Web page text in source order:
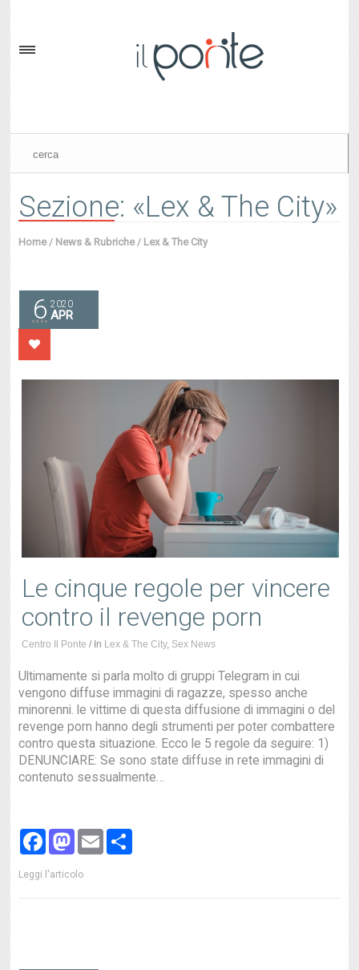
Sezione: «Lex & The City»
Home / News & Rubriche / Lex & The City
6 2020
APR
Le cinque regole per vincere
contro il revenge porn
Centro Il Ponte / In Lex & The City, Sex News
Ultimamente si parla molto di gruppi Telegram in cui
vengono diffuse immagini di ragazze, spesso anche
minorenni. le vittime di questa diffusione di immagini o del
revenge porn hanno degli strumenti per poter combattere
contro questa situazione. Ecco le 5 regole da seguire: 1)
DENUNCIARE: Se sono state diffuse in rete immagini di
contenuto sessualmente…
Facebook
Mastodon
Email
Leggi l'articolo